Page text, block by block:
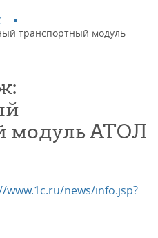
транспортный модуль
модуль АТОЛ
www.1c.ru/news/info.jsp?